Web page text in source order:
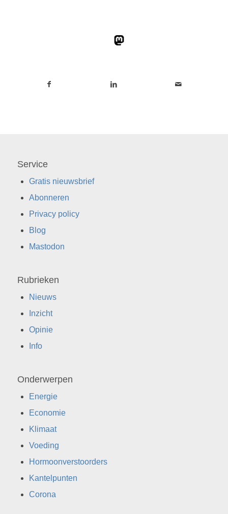
Service
Gratis nieuwsbrief
Abonneren
Privacy policy
Blog
Mastodon
Rubrieken
Nieuws
Inzicht
Opinie
Info
Onderwerpen
Energie
Economie
Klimaat
Voeding
Hormoonverstoorders
Kantelpunten
Corona